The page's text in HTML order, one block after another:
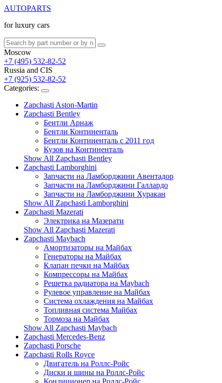
AUTOPARTS
for luxury cars
Moscow
+7 (495) 532-82-52
Russia and CIS
+7 (925) 532-82-52
Categories:
Zapchasti Aston-Martin
Zapchasti Bentley
Бентли Арнаж
Бентли Континенталь
Бентли Континенталь с 2011 год
Кузов на Континенталь
Show All Zapchasti Bentley
Zapchasti Lamborghini
Запчасти на Ламборджини Авентадор
Запчасти на Ламборджини Галлардо
Запчасти на Ламборджини Хуракан
Show All Zapchasti Lamborghini
Zapchasti Mazerati
Электрика на Мазерати
Show All Zapchasti Mazerati
Zapchasti Maybach
Амортизаторы на Майбах
Генераторы на Майбах
Клапан печки на Майбах
Компрессоры на Майбах
Решетка радиатора на Maybach
Рулевое управление на Майбах
Система охлаждения на Майбах
Топливная система Майбах
Тормоза на Майбах
Show All Zapchasti Maybach
Zapchasti Mercedes-Benz
Zapchasti Porsche
Zapchasti Rolls Royce
Двигатель на Роллс-Ройс
Диски и шины на Роллс-Ройс
Кондиционер на Роллс-Ройс